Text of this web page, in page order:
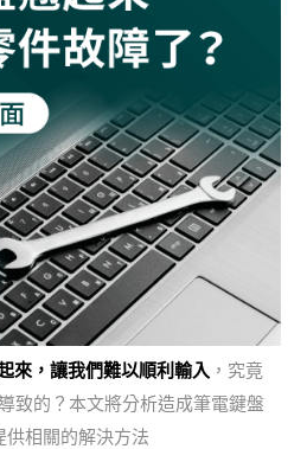
來，讓我們難以順利輸入 ，究竟
致的？本文將分析造成筆電鍵盤
供相關的解決方法